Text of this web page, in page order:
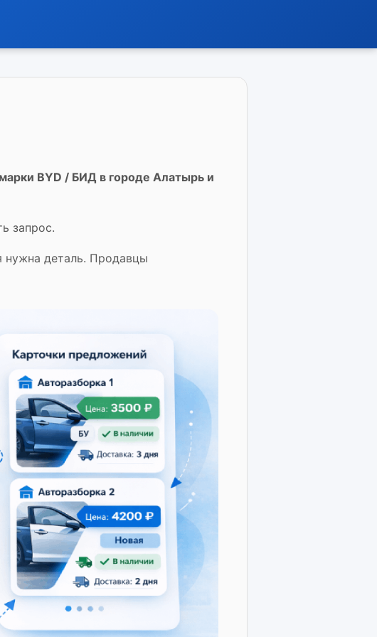
BYD / БИД в городе Алатырь и
запрос.
нужна деталь. Продавцы